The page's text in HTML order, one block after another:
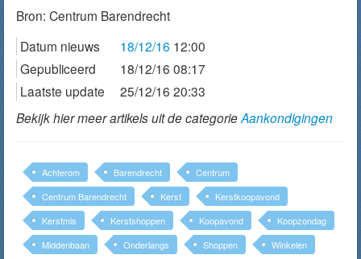
Bron: Centrum Barendrecht
Datum nieuws
18/12/16 12:00
Gepubliceerd
18/12/16 08:17
Laatste update
25/12/16 20:33
Bekijk hier meer artikels uit de categorieAankondigingen
Achterom Barendrecht
Centrum
Centrum Barendrecht
Kerst
Kerstkoopavond
Kerstmis
Kerstshoppen Koopavond
Koopzondag
Middenbaan
Onderlangs Shoppen Winkelen